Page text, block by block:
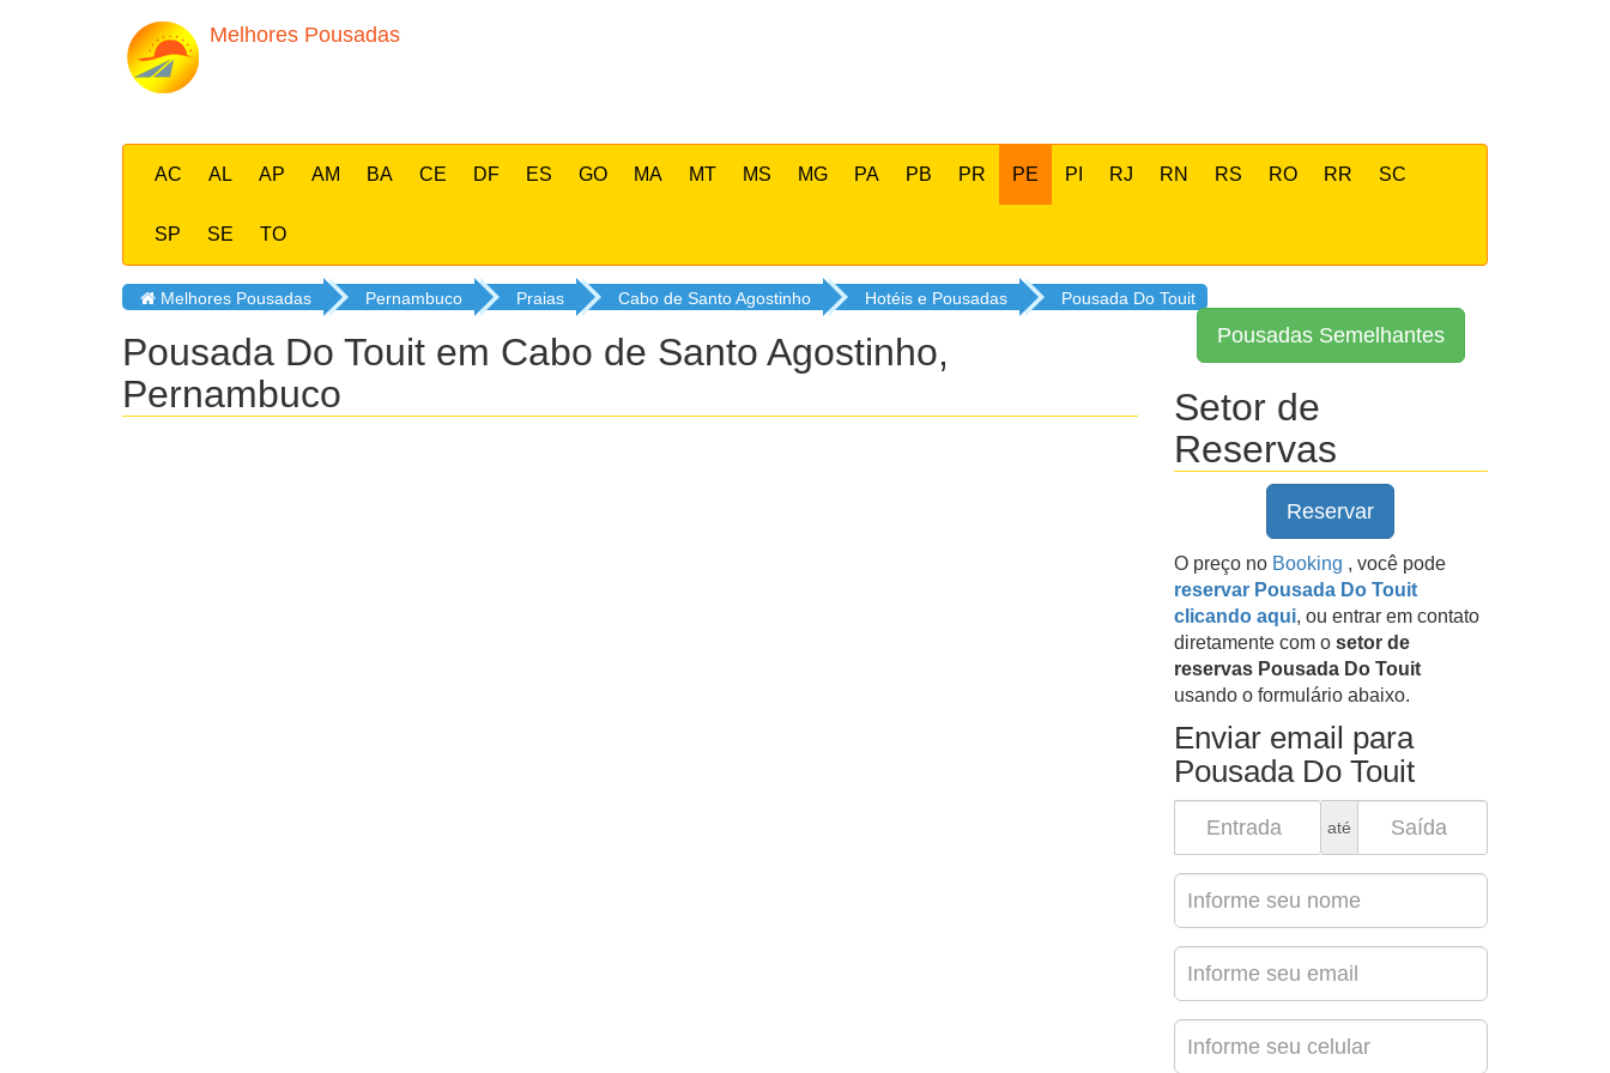
Melhores Pousadas
AC AL AP AM BA CE DF ES GO MA MT MS MG PA PB PR PE PI RJ RN RS RO RR SC
SP SE TO
Melhores Pousadas Pernambuco Praias Cabo de Santo Agostinho Hotéis e Pousadas Pousada Do Touit
Pousada Do Touit em Cabo de Santo Agostinho,
Pernambuco
Pousadas Semelhantes
Setor de
Reservas
Reservar
O preço no Booking , você pode
reservar Pousada Do Touit
clicando aqui, ou entrar em contato
diretamente com o setor de
reservas Pousada Do Touit
usando o formulário abaixo.
Enviar email para
Pousada Do Touit
até